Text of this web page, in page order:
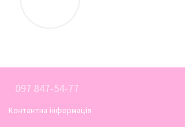
097 847-54-77
Контактна інформація